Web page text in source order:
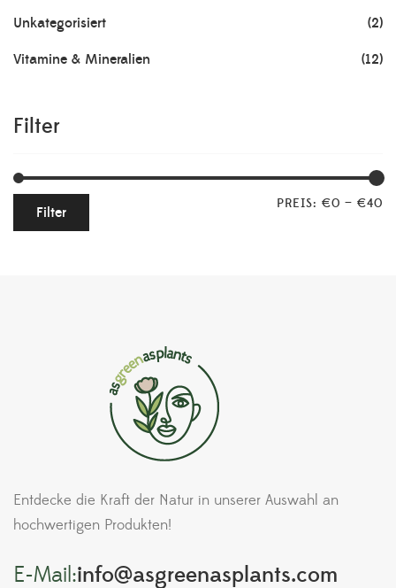
Unkategorisiert (2)
Vitamine & Mineralien (12)
Filter
Filter PREIS: €0 — €40
Entdecke die Kraft der Natur in unserer Auswahl an
hochwertigen Produkten!
E-Mail:info@asgreenasplants.com